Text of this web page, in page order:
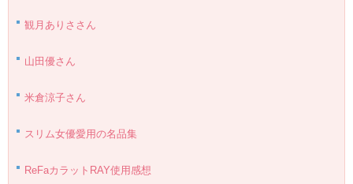
観月ありささん
山田優さん
米倉涼子さん
スリム女優愛用の名品集
ReFaカラットRAY使用感想